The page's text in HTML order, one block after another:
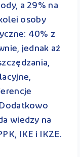
a 29% na
osoby
40% z
jednak aż
wiedzy na
IKE i IKZE.